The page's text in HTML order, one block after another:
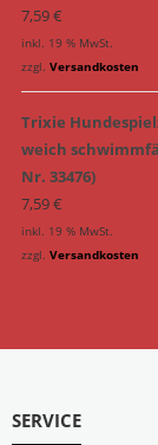
7,59€
inkl. 19 % MwSt.
zzgl. Versandkosten
Trixie
weich
Nr. 33476)
7,59€
inkl. 19 % MwSt.
zzgl. Versandkosten
SERVICE